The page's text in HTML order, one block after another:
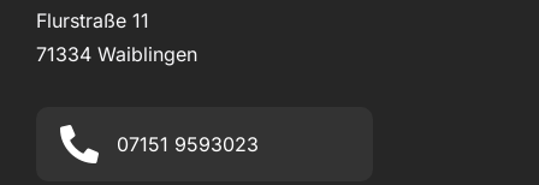
Flurstraße 11
71334 Waiblingen
07151 9593023